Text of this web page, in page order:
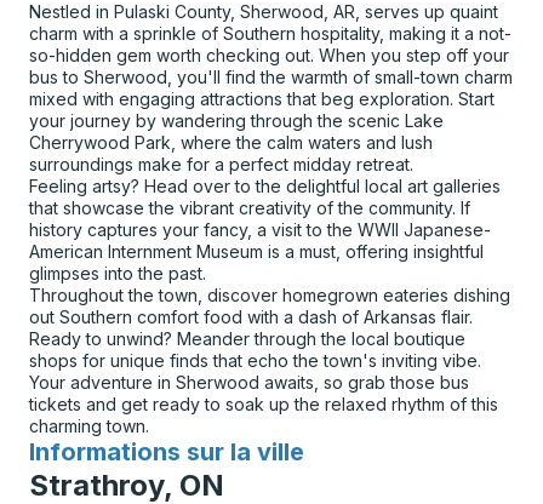
Nestled in Pulaski County, Sherwood, AR, serves up quaint
charm with a sprinkle of Southern hospitality, making it a not-
so-hidden gem worth checking out. When you step off your
bus to Sherwood, you'll find the warmth of small-town charm
mixed with engaging attractions that beg exploration. Start
your journey by wandering through the scenic Lake
Cherrywood Park, where the calm waters and lush
surroundings make for a perfect midday retreat.
Feeling artsy? Head over to the delightful local art galleries
that showcase the vibrant creativity of the community. If
history captures your fancy, a visit to the WWII Japanese-
American Internment Museum is a must, offering insightful
glimpses into the past.
Throughout the town, discover homegrown eateries dishing
out Southern comfort food with a dash of Arkansas flair.
Ready to unwind? Meander through the local boutique
shops for unique finds that echo the town's inviting vibe.
Your adventure in Sherwood awaits, so grab those bus
tickets and get ready to soak up the relaxed rhythm of this
charming town.
Informations sur la ville
pour
Strathroy, ON